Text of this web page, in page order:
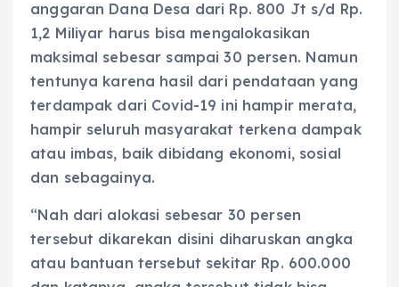
anggaran Dana Desa dari Rp. 800 Jt s/d Rp.
1,2 Miliyar harus bisa mengalokasikan
maksimal sebesar sampai 30 persen. Namun
tentunya karena hasil dari pendataan yang
terdampak dari Covid-19 ini hampir merata,
hampir seluruh masyarakat terkena dampak
atau imbas, baik dibidang ekonomi, sosial
dan sebagainya.
“Nah dari alokasi sebesar 30 persen
tersebut dikarekan disini diharuskan angka
atau bantuan tersebut sekitar Rp. 600.000